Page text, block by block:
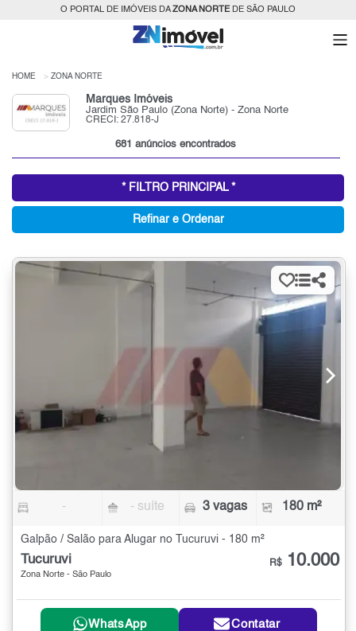
O PORTAL DE IMÓVEIS DAZONA NORTEDE SÃO PAULO
HOME ZONA NORTE
Marques Imóveis
Jardim São Paulo (Zona Norte) - Zona Norte
CRECI: 27.818-J
681 anúncios encontrados
* FILTRO PRINCIPAL *
Refinar e Ordenar
- - suíte 3 vagas 180 m²
Galpão / Salão para Alugar no Tucuruvi - 180 m²
Tucuruvi
Zona Norte - São Paulo
R$ 10.000
WhatsApp Contatar